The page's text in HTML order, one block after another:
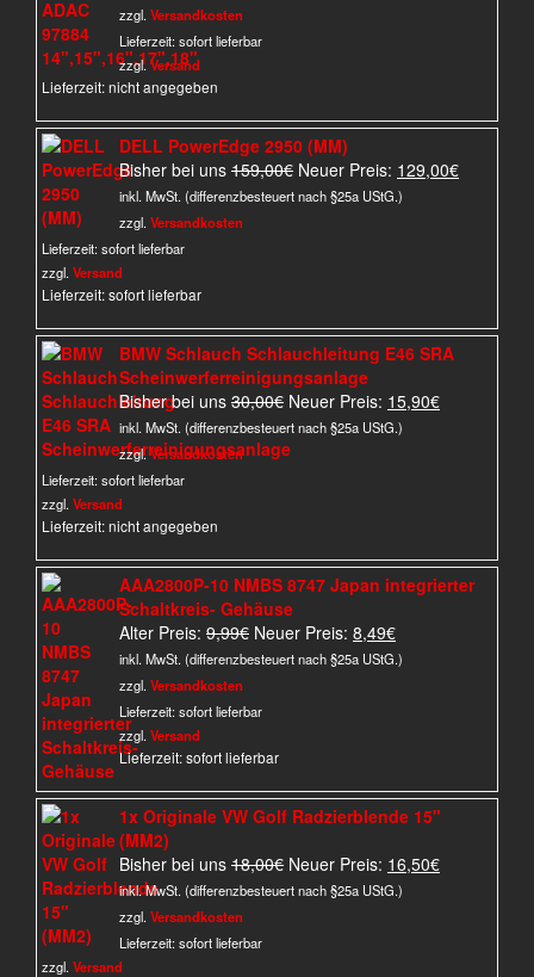
zzgl. Versandkosten
Lieferzeit:sofort lieferbar
zzgl. Versand
Lieferzeit: nicht angegeben
DELL PowerEdge 2950 (MM)
Bisher bei uns 159,00€ Ursprünglicher
Preis
Neuer Preis: 129,00€Aktueller
inkl. MwSt. (differenzbesteuert nach §25a UStG.)
zzgl. Versandkosten
Lieferzeit:sofort lieferbar
zzgl. Versand
Lieferzeit: sofort lieferbar
BMW Schlauch Schlauchleitung E46 SRA
Scheinwerferreinigungsanlage
Bisher bei uns 30,00€ Ursprünglicher
Preis
war:
Neuer Preis: 15,90€Aktueller
inkl. MwSt. (differenzbesteuert nach §25a UStG.)
zzgl.Versandkosten
Lieferzeit:sofort lieferbar
zzgl. Versand
Lieferzeit: nicht angegeben
AAA2800P-10 NMBS 8747 Japan integrierter
Schaltkreis- Gehäuse
Alter Preis: 9,99€ Ursprünglicher
Preis
Neuer Preis: 8,49€Aktueller
Preis
inkl. MwSt. (differenzbesteuert nach §25a UStG.)
zzgl. Versandkosten
Lieferzeit:sofort lieferbar
zzgl. Versand
Lieferzeit: sofort lieferbar
1x Originale VW Golf Radzierblende 15"
(MM2)
Bisher bei uns 18,00€ Ursprünglicher
Preis
Neuer Preis: 16,50€Aktueller
inkl. MwSt. (differenzbesteuert nach §25a UStG.)
zzgl. Versandkosten
Lieferzeit:sofort lieferbar
zzgl. Versand